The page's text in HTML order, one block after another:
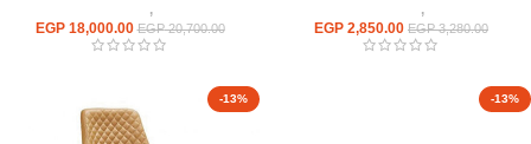
,
EGP3,280.00
EGP 2,850.00
,
EGP20,700.00
EGP18,000.00
-13%
-13%